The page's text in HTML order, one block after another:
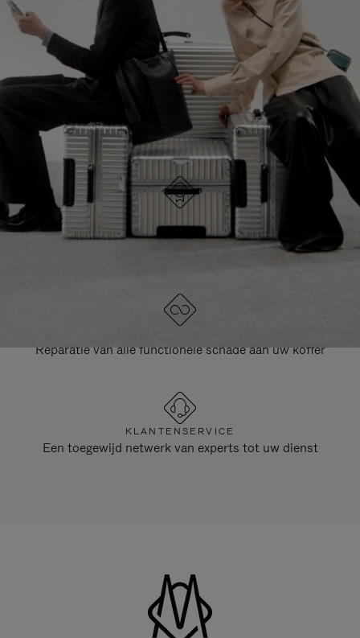
OP
OM
TE
UITGESCHAKELD.
DRUK
OM
HET
DEMPEN
OP
TE
ONTDEK ALLE TASSEN VAN RIMOWA
ONTWORPEN IN DUITSLAND
Elk item is op kwaliteit getest en zorgvuldig
Reparatie van alle functionele schade aan uw koffer
KLANTENSERVICE
Een toegewijd netwerk van experts tot uw dienst